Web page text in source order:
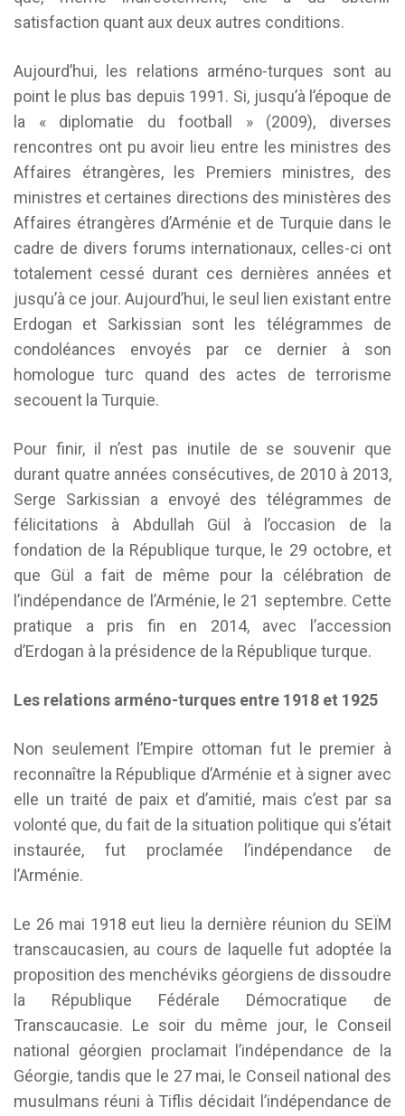
satisfaction quant aux deux autres conditions.
Aujourd’hui, les relations arméno-turques sont au
point le plus bas depuis 1991. Si, jusqu’à l’époque de
la « diplomatie du football » (2009), diverses
rencontres ont pu avoir lieu entre les ministres des
Affaires étrangères, les Premiers ministres, des
ministres et certaines directions des ministères des
Affaires étrangères d’Arménie et de Turquie dans le
cadre de divers forums internationaux, celles-ci ont
totalement cessé durant ces dernières années et
jusqu’à ce jour. Aujourd’hui, le seul lien existant entre
Erdogan et Sarkissian sont les télégrammes de
condoléances envoyés par ce dernier à son
homologue turc quand des actes de terrorisme
secouent la Turquie.
Pour finir, il n’est pas inutile de se souvenir que
durant quatre années consécutives, de 2010 à 2013,
Serge Sarkissian a envoyé des télégrammes de
félicitations à Abdullah Gül à l’occasion de la
fondation de la République turque, le 29 octobre, et
que Gül a fait de même pour la célébration de
l’indépendance de l’Arménie, le 21 septembre. Cette
pratique a pris fin en 2014, avec l’accession
d’Erdogan à la présidence de la République turque.
Les relations arméno-turques entre 1918 et 1925
Non seulement l’Empire ottoman fut le premier à
reconnaître la République d’Arménie et à signer avec
elle un traité de paix et d’amitié, mais c’est par sa
volonté que, du fait de la situation politique qui s’était
instaurée, fut proclamée l’indépendance de
l’Arménie.
Le 26 mai 1918 eut lieu la dernière réunion du SEÏM
transcaucasien, au cours de laquelle fut adoptée la
proposition des menchéviks géorgiens de dissoudre
la République Fédérale Démocratique de
Transcaucasie. Le soir du même jour, le Conseil
national géorgien proclamait l’indépendance de la
Géorgie, tandis que le 27 mai, le Conseil national des
musulmans réuni à Tiflis décidait l’indépendance de